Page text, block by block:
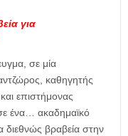
για
σε μία
καθηγητής
επιστήμονας
ένα… ακαδημαϊκό
διεθνώς βραβεία στην